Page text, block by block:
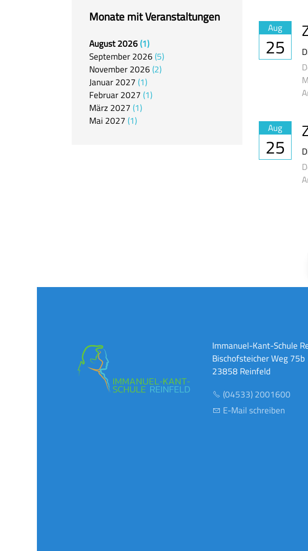
Monate mit Veranstaltungen
August2026 1
September2026 5
November2026 2
Januar2027 1
Februar2027 1
März 2027 1
Mai 2027 1
Aug
25
Aug
25
Immanuel-Kant-Schule
Bischofsteicher Weg 75b
23858 Reinfeld
(04533) 2001600
E-Mail schreiben